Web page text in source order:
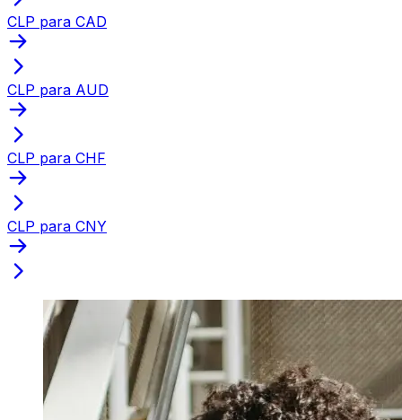
CLP para CAD
CLP para AUD
CLP para CHF
CLP para CNY